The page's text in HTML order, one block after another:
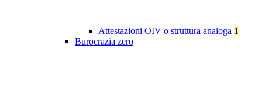
Attestazioni OIV o struttura analoga 1
Burocrazia zero